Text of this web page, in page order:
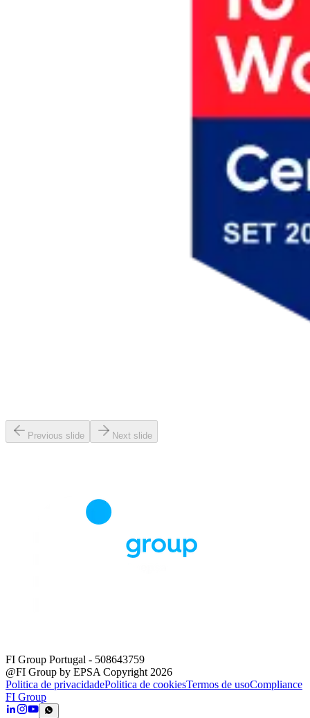
Previous slide Next slide
FI Group Portugal - 508643759
@FI Group by EPSA Copyright 2026
Politica de privacidadePolitica de cookiesTermos de usoCompliance
FI Group